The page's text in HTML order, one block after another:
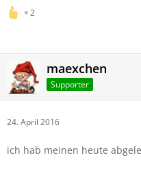
2
maexchen
Supporter
24. April 2016
ich hab meinen heute